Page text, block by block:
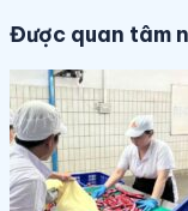
Được quan tâm